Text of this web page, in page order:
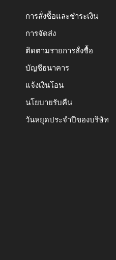
การสั่งซื้อและชำระเงิน
การจัดส่ง
ติดตามรายการสั่งซื้อ
บัญชีธนาคาร
แจ้งเงินโอน
นโยบายรับคืน
วันหยุดประจำปีของบริษัท